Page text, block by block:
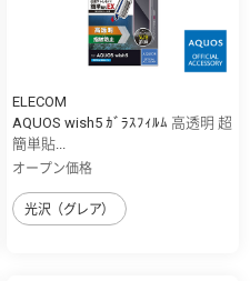
ELECOM
AQUOS wish5 ｶﾞﾗｽﾌｨﾙﾑ 高透明 超
簡単貼...
オープン価格
光沢（グレア）